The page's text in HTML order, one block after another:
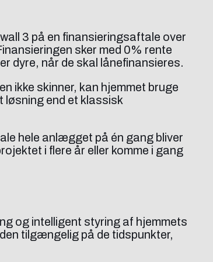
3 på en finansieringsaftale over
sker med 0% rente
dyre, når de skal lånefinansieres.
ikke skinner, kan hjemmet bruge
løsning end et klassisk
hele anlægget på én gang bliver
i flere år eller komme i gang
og intelligent styring af hjemmets
tilgængelig på de tidspunkter,